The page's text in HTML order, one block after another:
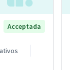
Acceptada